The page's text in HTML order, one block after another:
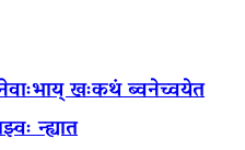
खःकथं ब्वनेच्वयेत
न्ह्यात